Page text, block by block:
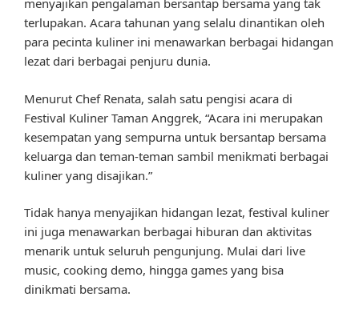
menyajikan pengalaman bersantap bersama yang tak
terlupakan. Acara tahunan yang selalu dinantikan oleh
para pecinta kuliner ini menawarkan berbagai hidangan
lezat dari berbagai penjuru dunia.
Menurut Chef Renata, salah satu pengisi acara di
Festival Kuliner Taman Anggrek, “Acara ini merupakan
kesempatan yang sempurna untuk bersantap bersama
keluarga dan teman-teman sambil menikmati berbagai
kuliner yang disajikan.”
Tidak hanya menyajikan hidangan lezat, festival kuliner
ini juga menawarkan berbagai hiburan dan aktivitas
menarik untuk seluruh pengunjung. Mulai dari live
music, cooking demo, hingga games yang bisa
dinikmati bersama.